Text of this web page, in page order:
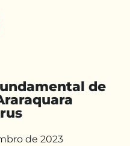
de 2023
de